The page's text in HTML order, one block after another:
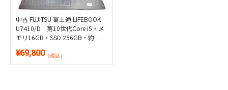
中古 FUJITSU 富士通 LIFEBOOK
U7410/D｜第10世代Core i5・メ
モリ16GB・SSD 256GB・約
Microsoft Office 2024付き
¥69,800（税込）